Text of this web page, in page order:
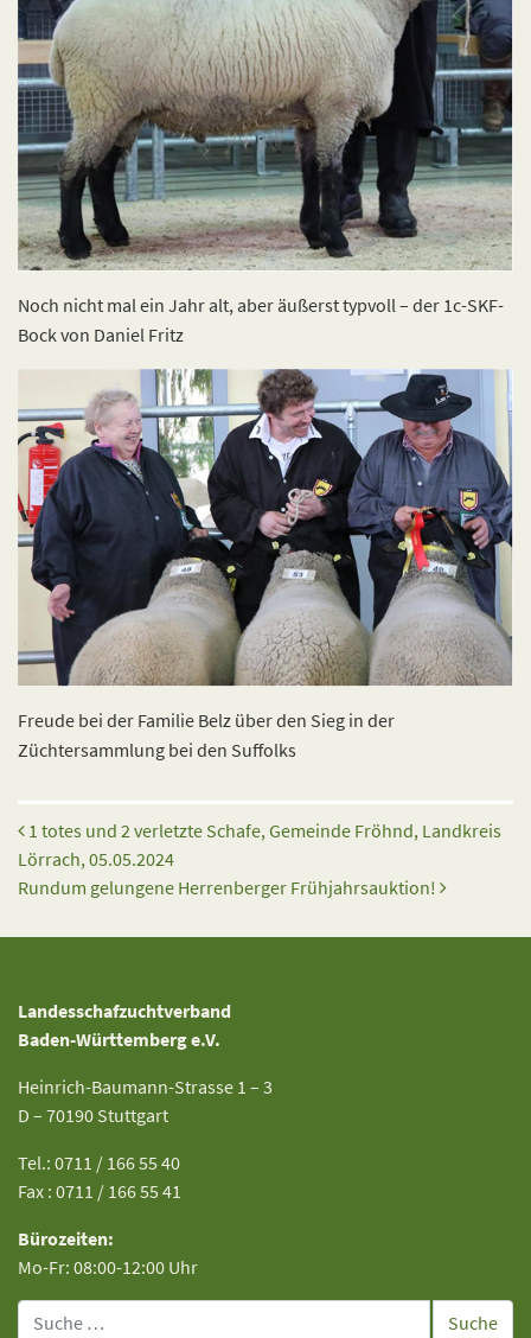
Noch nicht mal ein Jahr alt, aber äußerst typvoll – der 1c-SKF-
Bock von Daniel Fritz
Freude bei der Familie Belz über den Sieg in der
Züchtersammlung bei den Suffolks
Beitrags-Navigation
1 totes und 2 verletzte Schafe, Gemeinde Fröhnd, Landkreis
Lörrach, 05.05.2024
Rundum gelungene Herrenberger Frühjahrsauktion!
Landesschafzuchtverband
Baden-Württemberg e.V.
Heinrich-Baumann-Strasse 1 – 3
D – 70190 Stuttgart
Tel.: 0711 / 166 55 40
Fax : 0711 / 166 55 41
Bürozeiten:
Mo-Fr: 08:00-12:00 Uhr
Suche